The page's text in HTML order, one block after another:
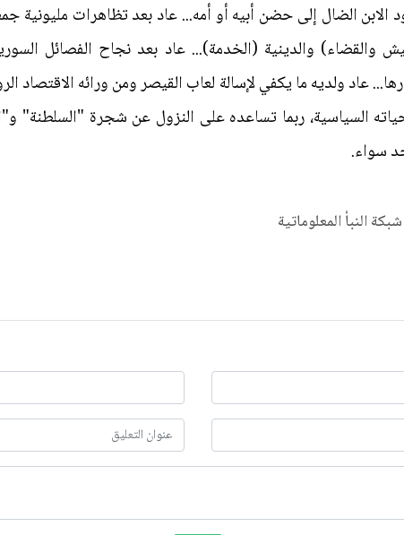
الضال إلى حضن أبيه أو أمه... عاد بعد تظاهرات مليونية
والقضاء) والدينية (الخدمة)... عاد بعد نجاح الفصائل
عاد ولديه ما يكفي لإسالة لعاب القيصر ومن ورائه
السياسية، ربما تساعده على النزول عن شجرة "السلطنة"
سواء.
النبأ المعلوماتية